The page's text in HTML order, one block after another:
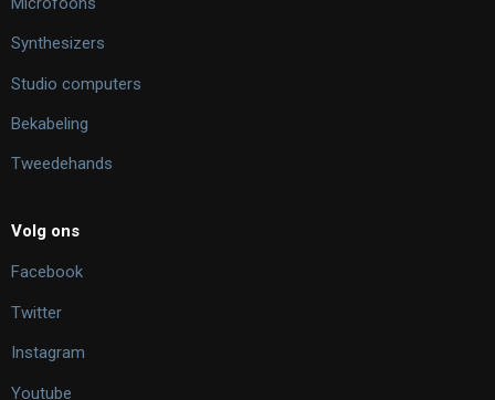
Synthesizers
Studio computers
Bekabeling
Tweedehands
Volg ons
Facebook
Twitter
Instagram
Youtube